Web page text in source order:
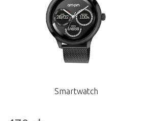
Smartwatch